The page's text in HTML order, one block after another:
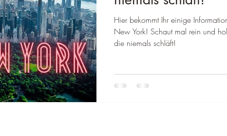
Pfalz Reiseziel Baden-Württemberg Reiseziel Frankreich
Reiseziele Brasilien
Hier bekommt Ihr einige
New York! Schaut mal rein und
die niemals schläft!